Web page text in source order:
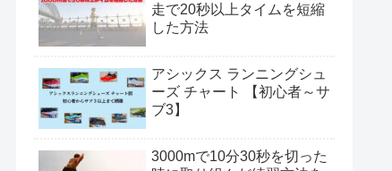
走で20秒以上タイムを短縮
した方法
アシックス ランニングシュ
ーズ チャート 【初心者～サ
ブ3】
3000mで10分30秒を切った